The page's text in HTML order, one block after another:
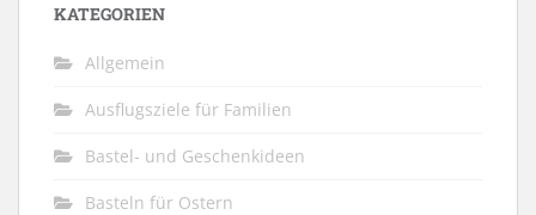
KATEGORIEN
Allgemein
Ausflugsziele für Familien
Bastel- und Geschenkideen
Basteln für Ostern